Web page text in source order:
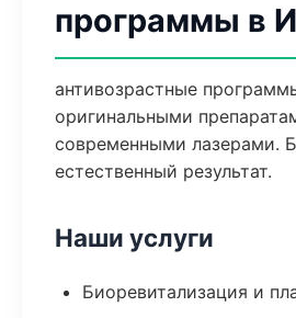
программы в
антивозрастные
оригинальными
современными лазерами.
естественный результат.
Наши услуги
Биоревитализация и